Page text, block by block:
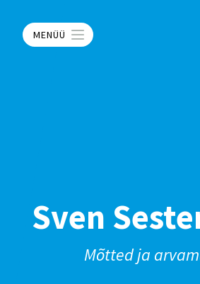
MENÜÜ
Sven
Mõtted ja